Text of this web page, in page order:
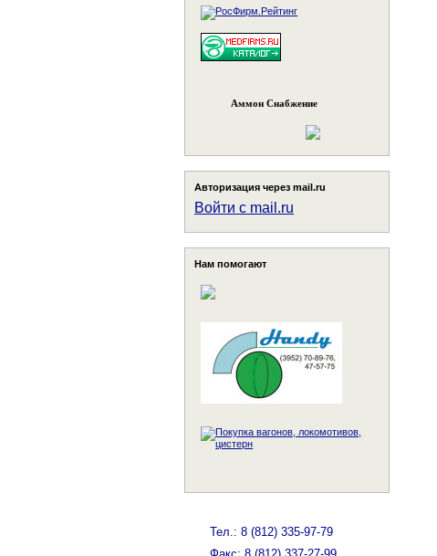
Аммон Снабжение
Авторизация через mail.ru
Войти с mail.ru
Нам помогают
Тел.: 8 (812) 335-97-79